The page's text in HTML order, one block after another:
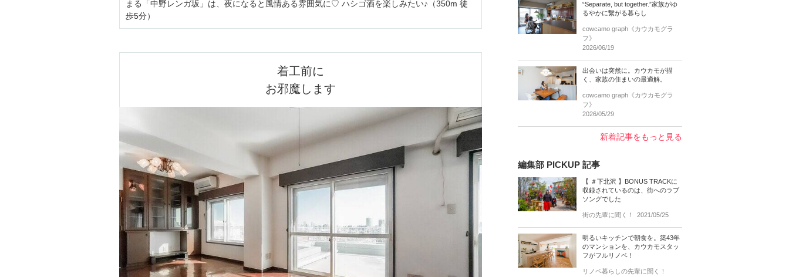
まる「中野レンガ坂」は、夜になると風情ある雰囲気に♡ ハシゴ酒を楽しみたい♪（350m 徒
歩5分）
着工前に
お邪魔します
“Separate, but together.”家族がゆ
るやかに繋がる暮らし
cowcamo graph《カウカモグラ
フ》
2026/06/19
出会いは突然に。カウカモが描
く、家族の住まいの最適解。
cowcamo graph《カウカモグラ
フ》
2026/05/29
新着記事をもっと見る
編集部 PICKUP 記事
【 ＃下北沢 】BONUS TRACKに
収録されているのは、街へのラブ
ソングでした
街の先輩に聞く！ 2021/05/25
明るいキッチンで朝食を。築43年
のマンションを、カウカモスタッ
フがフルリノベ！
リノベ暮らしの先輩に聞く！